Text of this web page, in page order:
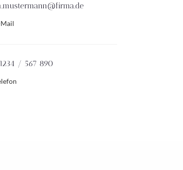
Mail
/ 567 890